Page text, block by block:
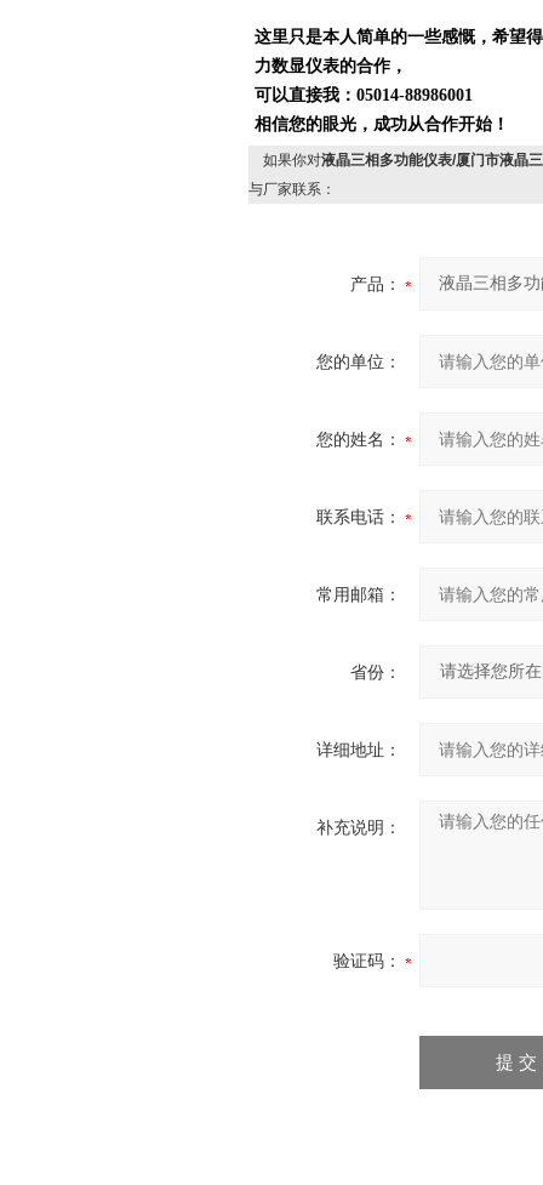
这里只是本人简单的一些感慨，希望
力数显仪表的合作，
可以直接我：05014-88986001
相信您的眼光，成功从合作开始！
如果你对液晶三相多功能仪表/厦门市液晶
与厂家联系：
产品：
您的单位：
您的姓名：
联系电话：
常用邮箱：
省份：
详细地址：
补充说明：
验证码：